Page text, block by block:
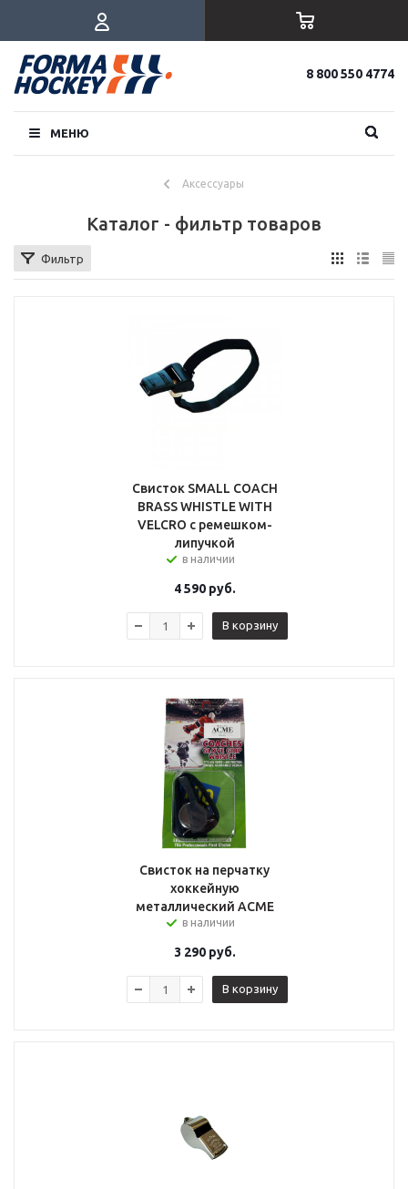
8 800 550 4774
МЕНЮ
Аксессуары
Каталог - фильтр товаров
Фильтр
Свисток SMALL COACH
BRASS WHISTLE WITH
VELCRO с ремешком-
липучкой
в наличии
4 590руб.
В корзину
Свисток на перчатку
хоккейную
металлический ACME
в наличии
3 290руб.
В корзину